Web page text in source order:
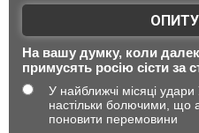
На вашу думку, коли
примусять росію сісти за
У найближчі місяці удари
настільки болючими, що
поновити перемовини